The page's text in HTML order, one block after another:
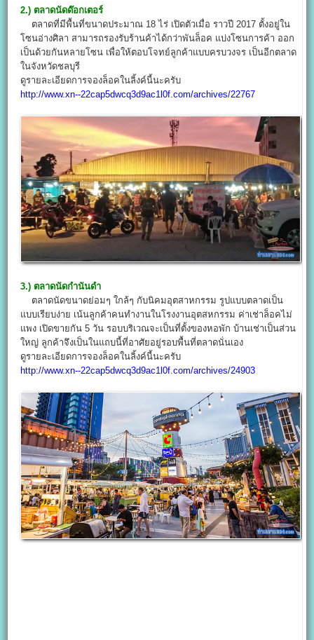
2.) ตลาดนัดด๊อกเตอร์
ตลาดที่มีพื้นที่ขนาดประมาณ 18 ไร่ เปิดตัวเมื่อ ราวปี 2017 ตั้งอยู่ใน
โซนอ่างศิลา สามารถรองรับร้านค้าได้กว่าพันล็อค แบ่งโซนการค้า ออก
เป็นด้วยกันหลายโซน เพื่อให้ตอบโจทย์ลูกค้าแบบครบวงจร เป็นอีกตลาด
ในจังหวัดชลบุรี
ดูรายละเอียดการจองล็อคในลิ้งค์นี้นะครับ
http://www.xn--22cap5dwcq3d9ac1l0f.com/archives/22767
3.) ตลาดนัดกำนันดำ
ตลาดนัดขนาดย่อมๆ ใกล้ๆ กับนิคมอุตสาหกรรม รูปแบบตลาดเป็น
แบบเรียบง่าย เน้นลูกค้าคนทำงานในโรงงานอุตสหกรรม ค่าเช่าล็อคไม่
แพง เปิดขายกัน 5 วัน รอบบริเวณจะเป็นที่ตั้งของหอพัก บ้านเช่าเป็นส่วน
ใหญ่ ลูกค้าจึงเป็นในแถบนี้ที่อาศัยอยู่รอบพื้นที่ตลาดนั่นเอง
ดูรายละเอียดการจองล็อคในลิ้งค์นี้นะครับ
http://www.xn--22cap5dwcq3d9ac1l0f.com/archives/24903